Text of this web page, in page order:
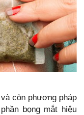
còn phương pháp
bọng mắt hiệu